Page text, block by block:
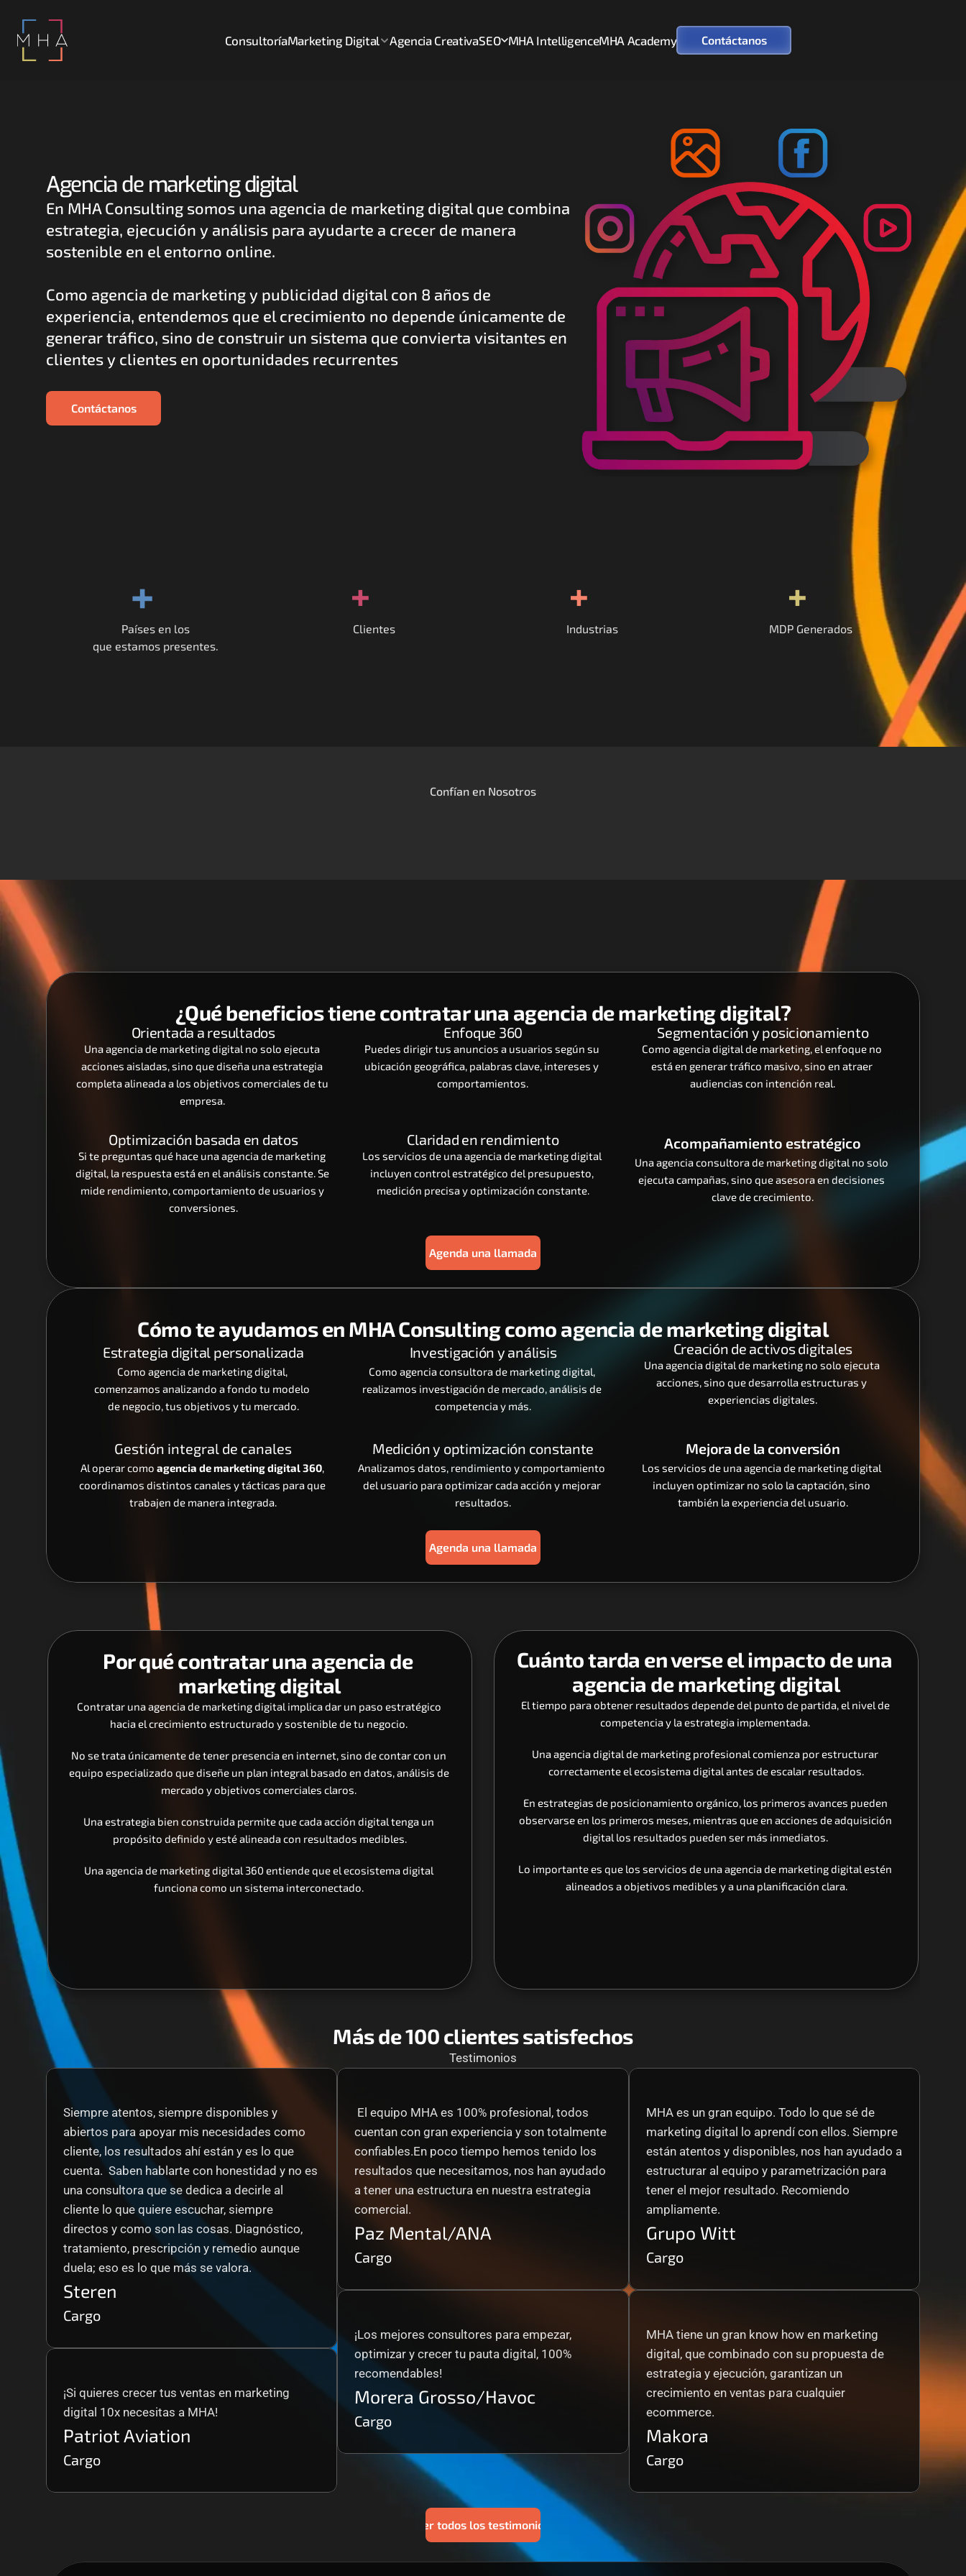
ConsultoríaMarketing Digital Agencia CreativaSEO MHA IntelligenceMHA Academy Contáctanos
Agencia de marketing digital
En MHA Consulting somos una agencia de marketing digital que combina
estrategia, ejecución y análisis para ayudarte a crecer de manera
sostenible en el entorno online.
Como agencia de marketing y publicidad digital con 8 años de
experiencia, entendemos que el crecimiento no depende únicamente de
generar tráfico, sino de construir un sistema que convierta visitantes en
clientes y clientes en oportunidades recurrentes
Contáctanos
+
Países en los
que estamos presentes.
+
Clientes
+
Industrias
+
MDP Generados
Confían en Nosotros
¿Qué beneficios tiene contratar una agencia de marketing digital?
Orientada a resultados
Una agencia de marketing digital no solo ejecuta
acciones aisladas, sino que diseña una estrategia
completa alineada a los objetivos comerciales de tu
empresa.
Enfoque 360
Puedes dirigir tus anuncios a usuarios según su
ubicación geográfica, palabras clave, intereses y
comportamientos.
Segmentación y posicionamiento
Como agencia digital de marketing, el enfoque no
está en generar tráfico masivo, sino en atraer
audiencias con intención real.
Optimización basada en datos
Si te preguntas qué hace una agencia de marketing
digital, la respuesta está en el análisis constante. Se
mide rendimiento, comportamiento de usuarios y
conversiones.
Claridad en rendimiento
Los servicios de una agencia de marketing digital
incluyen control estratégico del presupuesto,
medición precisa y optimización constante.
Acompañamiento estratégico
Una agencia consultora de marketing digital no solo
ejecuta campañas, sino que asesora en decisiones
clave de crecimiento.
Agenda una llamada
Cómo te ayudamos en MHA Consulting como agencia de marketing digital
Estrategia digital personalizada
Como agencia de marketing digital,
comenzamos analizando a fondo tu modelo
de negocio, tus objetivos y tu mercado.
Investigación y análisis
Como agencia consultora de marketing digital,
realizamos investigación de mercado, análisis de
competencia y más.
Creación de activos digitales
Una agencia digital de marketing no solo ejecuta
acciones, sino que desarrolla estructuras y
experiencias digitales.
Gestión integral de canales
Al operar como agencia de marketing digital 360,
coordinamos distintos canales y tácticas para que
trabajen de manera integrada.
Medición y optimización constante
Analizamos datos, rendimiento y comportamiento
del usuario para optimizar cada acción y mejorar
resultados.
Mejora de la conversión
Los servicios de una agencia de marketing digital
incluyen optimizar no solo la captación, sino
también la experiencia del usuario.
Agenda una llamada
Por qué contratar una agencia de
marketing digital
Contratar una agencia de marketing digital implica dar un paso estratégico
hacia el crecimiento estructurado y sostenible de tu negocio.
No se trata únicamente de tener presencia en internet, sino de contar con un
equipo especializado que diseñe un plan integral basado en datos, análisis de
mercado y objetivos comerciales claros.
Una estrategia bien construida permite que cada acción digital tenga un
propósito definido y esté alineada con resultados medibles.
Una agencia de marketing digital 360 entiende que el ecosistema digital
funciona como un sistema interconectado.
Cuánto tarda en verse el impacto de una
agencia de marketing digital
El tiempo para obtener resultados depende del punto de partida, el nivel de
competencia y la estrategia implementada.
Una agencia digital de marketing profesional comienza por estructurar
correctamente el ecosistema digital antes de escalar resultados.
En estrategias de posicionamiento orgánico, los primeros avances pueden
observarse en los primeros meses, mientras que en acciones de adquisición
digital los resultados pueden ser más inmediatos.
Lo importante es que los servicios de una agencia de marketing digital estén
alineados a objetivos medibles y a una planificación clara.
Más de 100 clientes satisfechos
Testimonios
Ver todos los testimonios
Siempre atentos, siempre disponibles y
abiertos para apoyar mis necesidades como
cliente, los resultados ahí están y es lo que
cuenta.  Saben hablarte con honestidad y no es
una consultora que se dedica a decirle al
cliente lo que quiere escuchar, siempre
directos y como son las cosas. Diagnóstico,
tratamiento, prescripción y remedio aunque
duela; eso es lo que más se valora.
Steren
Cargo
¡Si quieres crecer tus ventas en marketing
digital 10x necesitas a MHA!
Patriot Aviation
Cargo
cuentan con gran experiencia y son totalmente
confiables.En poco tiempo hemos tenido los
resultados que necesitamos, nos han ayudado
a tener una estructura en nuestra estrategia
comercial.
Paz Mental/ANA
Cargo
¡Los mejores consultores para empezar,
optimizar y crecer tu pauta digital, 100%
recomendables!
Morera Grosso/Havoc
Cargo
MHA es un gran equipo. Todo lo que sé de
marketing digital lo aprendí con ellos. Siempre
están atentos y disponibles, nos han ayudado a
estructurar al equipo y parametrización para
tener el mejor resultado. Recomiendo
ampliamente.
Grupo Witt
Cargo
MHA tiene un gran know how en marketing
digital, que combinado con su propuesta de
estrategia y ejecución, garantizan un
crecimiento en ventas para cualquier
ecommerce.
Makora
Cargo